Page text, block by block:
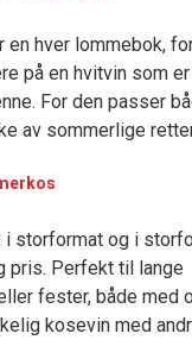
en hver lommebok,
på en hvitvin som
For den passer
av sommerlige
i storformat og i
pris. Perfekt til lange
fester, både med
kosevin med